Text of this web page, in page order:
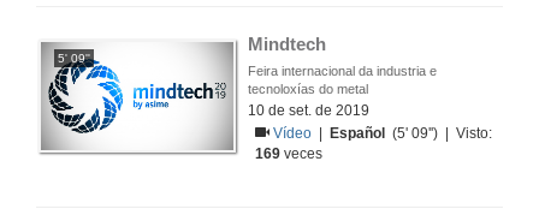
5' 09''
Mindtech
Feira internacional da industria e
tecnoloxías do metal
10 de set. de 2019
Vídeo
Español
(5' 09'') | Visto:
169 veces